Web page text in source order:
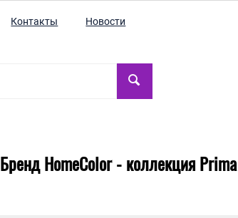
Контакты Новости
Бренд HomeColor - коллекция Prima